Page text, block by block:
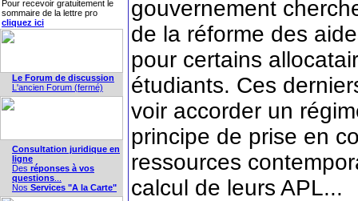
Pour recevoir gratuitement le
sommaire de la lettre pro
cliquez ici
Le Forum de discussion
L'ancien Forum (fermé)
Consultation juridique en
ligne
Des réponses à vos
questions
Nos Services "A la Carte"
gouvernement
de la réforme des
pour certains
étudiants. Ces
voir accorder un
principe de prise en
ressources
calcul de leurs APL...